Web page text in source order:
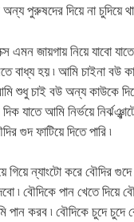
পুরুষদের দিয়ে না চুদিয়ে
এমন জায়গায় নিয়ে যাবো
বাধ্য হয় ৷ আমি চাইনা বউ
শুধু চাই বউ অন্য কাউকে
যাতে আমি নির্ভয়ে
গুদ ফাটিয়ে দিতে পারি ৷
গিয়ে ন্যাংটো করে বৌদির
৷ বৌদিকে পান খেতে দিয়ে
করব ৷ বৌদিকে চুদে চুদে